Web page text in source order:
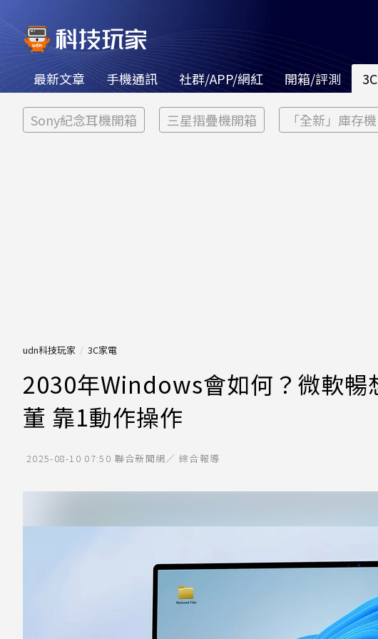
最新文章 手機通訊 社群/APP/網紅 開箱/評測
Sony紀念耳機開箱 三星摺疊機開箱 「全新」庫存機
udn科技玩家 3C家電
2030年Windows會如何？微軟暢
董 靠1動作操作
2025-08-10 07:50 聯合新聞網／ 綜合報導